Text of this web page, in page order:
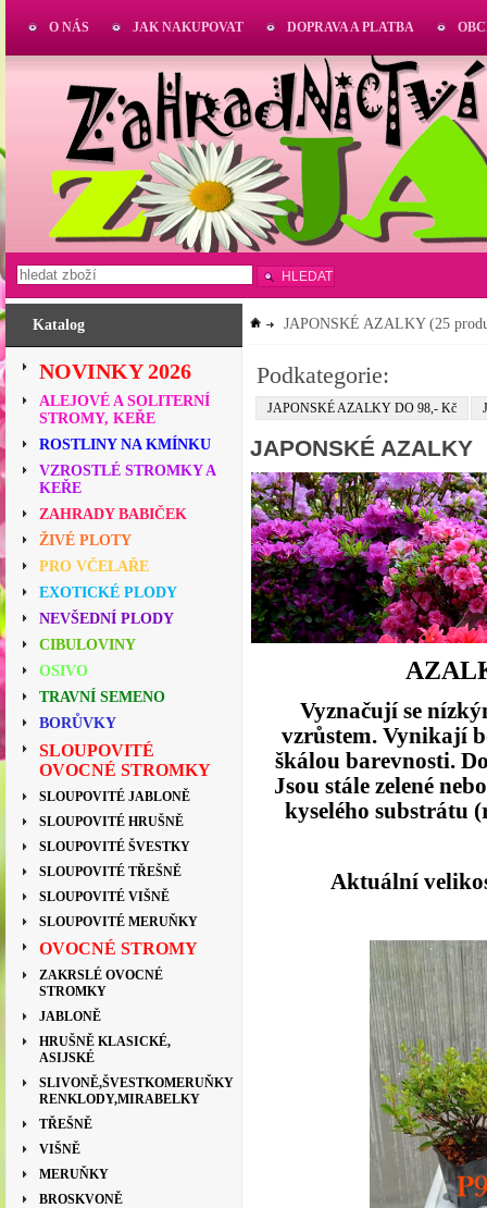
Katalog
NOVINKY 2026
ALEJOVÉ A SOLITERNÍ
STROMY, KEŘE
ROSTLINY NA KMÍNKU
VZROSTLÉ STROMKY A
KEŘE
ZAHRADY BABIČEK
ŽIVÉ PLOTY
PRO VČELAŘE
EXOTICKÉ PLODY
NEVŠEDNÍ PLODY
CIBULOVINY
OSIVO
TRAVNÍ SEMENO
BORŮVKY
SLOUPOVITÉ
OVOCNÉ STROMKY
SLOUPOVITÉ JABLONĚ
SLOUPOVITÉ HRUŠNĚ
SLOUPOVITÉ ŠVESTKY
SLOUPOVITÉ TŘEŠNĚ
SLOUPOVITÉ VIŠNĚ
SLOUPOVITÉ MERUŇKY
OVOCNÉ STROMY
ZAKRSLÉ OVOCNÉ
STROMKY
JABLONĚ
HRUŠNĚ KLASICKÉ,
ASIJSKÉ
SLIVONĚ,ŠVESTKOMERUŇKY
RENKLODY,MIRABELKY
TŘEŠNĚ
VIŠNĚ
MERUŇKY
BROSKVONĚ
JAPONSKÉ AZALKY(25
Podkategorie:
JAPONSKÉ AZALKY DO 98,- Kč
JAPONSKÉ AZALKY
Vyznačují se
vzrůstem. Vynikají
škálou barevnosti.
Jsou stále zelené
kyselého substrátu
Aktuální
O NÁS JAK NAKUPOVAT DOPRAVA A PLATBA
HLEDAT